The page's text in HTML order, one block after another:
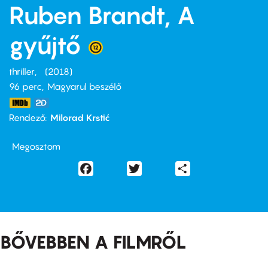
Ruben Brandt, A
gyűjtő
thriller
2018
96 perc,
Magyarul beszélő
Rendező Milorad Krstić
Megosztom
Facebook
BŐVEBBEN A FILMRŐL